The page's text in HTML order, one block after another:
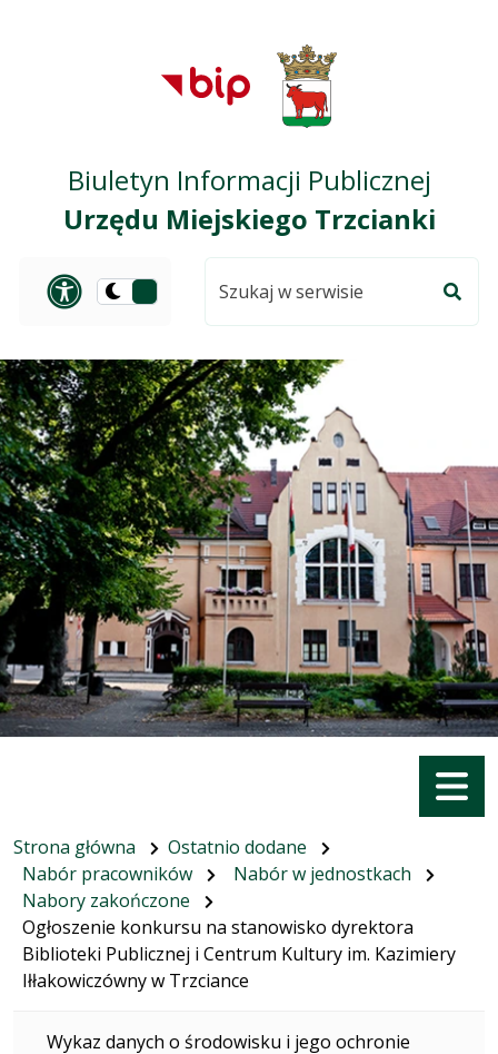
Przejdź do
głównego menu
Przejdź do treści
Przejdź do mapy
serwisu
Biuletyn Informacji Publicznej
Urzędu Miejskiego Trzcianki
Panel dostosowania
Przełącz
ciemną
serwisie
Menu
Strona główna
Ostatnio dodane
Nabór pracowników
Nabór w jednostkach
Nabory zakończone
Ogłoszenie konkursu na stanowisko dyrektora
Biblioteki Publicznej i Centrum Kultury im. Kazimiery
Iłłakowiczówny w Trzciance
Wykaz danych o środowisku i jego ochronie